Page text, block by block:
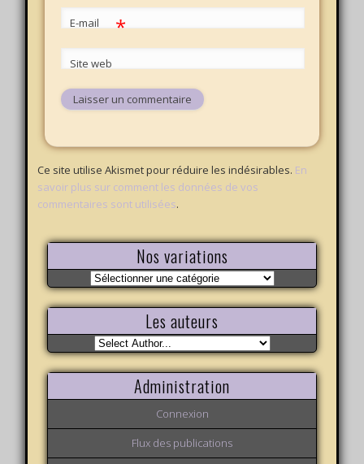
E-mail *
Site web
Ce site utilise Akismet pour réduire les indésirables. En
savoir plus sur comment les données de vos
commentaires sont utilisées.
Nos variations
Nos
variations
Les auteurs
Administration
Connexion
Flux des publications